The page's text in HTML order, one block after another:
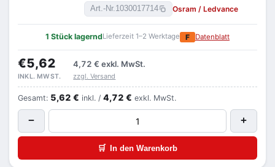
Art.-Nr.1030017714 Osram / Ledvance
1 Stück lagerndLieferzeit 1–2 Werktage F Datenblatt
€5,62 4,72 € exkl. MwSt.
INKL. MWST. zzgl. Versand
Gesamt: 5,62 € inkl. / 4,72 € exkl. MwSt.
− +
🛒 In den Warenkorb